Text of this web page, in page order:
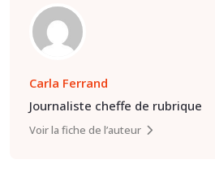
Carla Ferrand
Journaliste cheffe de rubrique
Voir la fiche de l’auteur